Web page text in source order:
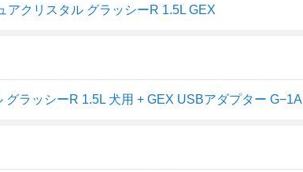
アクリスタル グラッシーR 1.5L GEX
グラッシーR 1.5L 犬用 + GEX USBアダプター G−1A